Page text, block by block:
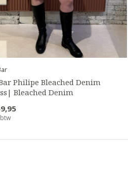
Philipe Bleached Denim
Bleached Denim